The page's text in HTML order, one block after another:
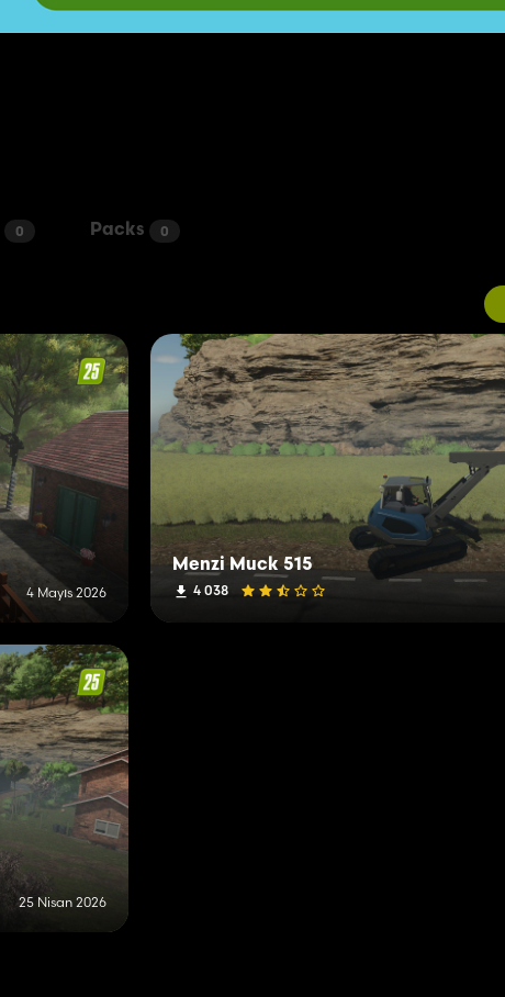
0 Packs 0
4 Mayıs 2026
Menzi Muck 515
4 038
25 Nisan 2026